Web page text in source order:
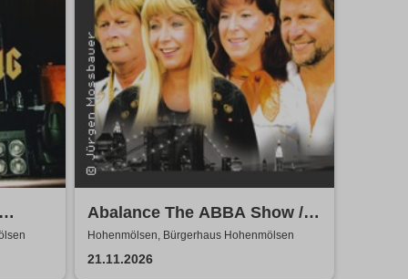
Abalance The ABBA Show /
Revival Show - a tribute to
ABBA
Hohenmölsen, Bürgerhaus Hohenmölsen
21.11.2026